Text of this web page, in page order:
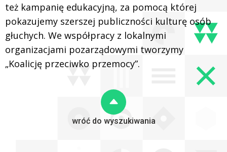
też kampanię edukacyjną, za pomocą której
pokazujemy szerszej publiczności kulturę osób
głuchych. We współpracy z lokalnymi
organizacjami pozarządowymi tworzymy
„Koalicję przeciwko przemocy”.
wróć do wyszukiwania